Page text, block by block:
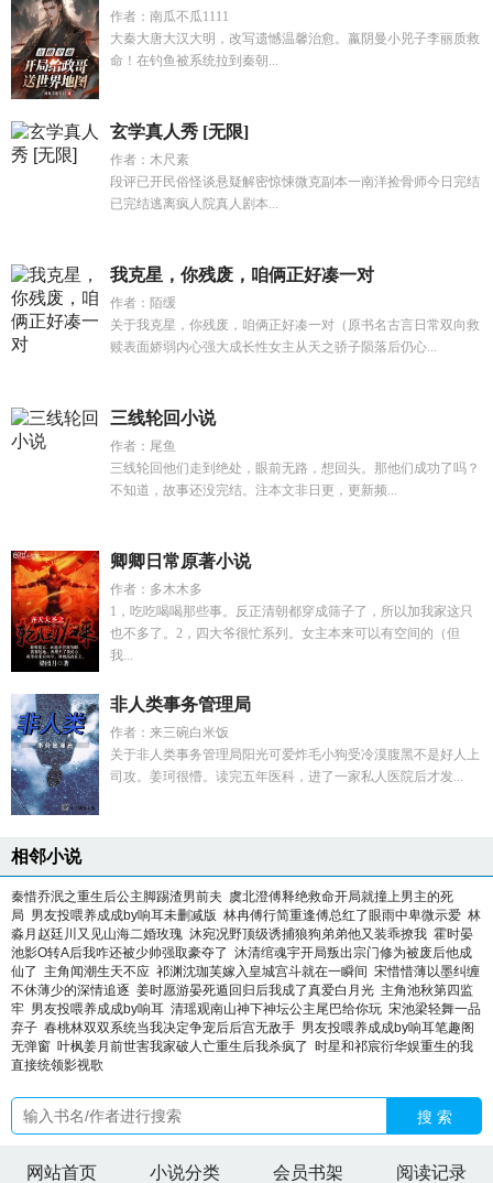
作者：南瓜不瓜1111
大秦大唐大汉大明，改写遗憾温馨治愈。嬴阴曼小兕子李丽质救
命！在钓鱼被系统拉到秦朝...
玄学真人秀 [无限]
作者：木尺素
段评已开民俗怪谈悬疑解密惊悚微克副本一南洋捡骨师今日完结
已完结逃离疯人院真人剧本...
我克星，你残废，咱俩正好凑一对
作者：陌缓
关于我克星，你残废，咱俩正好凑一对（原书名古言日常双向救
赎表面娇弱内心强大成长性女主从天之骄子陨落后仍心...
三线轮回小说
作者：尾鱼
三线轮回他们走到绝处，眼前无路，想回头。那他们成功了吗？
不知道，故事还没完结。注本文非日更，更新频...
卿卿日常原著小说
作者：多木木多
1，吃吃喝喝那些事。反正清朝都穿成筛子了，所以加我家这只
也不多了。2，四大爷很忙系列。女主本来可以有空间的（但
我...
非人类事务管理局
作者：来三碗白米饭
关于非人类事务管理局阳光可爱炸毛小狗受冷漠腹黑不是好人上
司攻。姜珂很懵。读完五年医科，进了一家私人医院后才发...
相邻小说
秦惜乔泯之重生后公主脚踢渣男前夫 虞北澄傅释绝救命开局就撞上男主的死
局 男友投喂养成成by响耳未删减版 林冉傅行简重逢傅总红了眼雨中卑微示爱 林
淼月赵廷川又见山海二婚玫瑰 沐宛况野顶级诱捕狼狗弟弟他又装乖撩我 霍时晏
池影O转A后我咋还被少帅强取豪夺了 沐清绾魂宇开局叛出宗门修为被废后他成
仙了
主角闻潮生天不应 祁渊沈珈芙嫁入皇城宫斗就在一瞬间 宋惜惜薄以墨纠缠
不休薄少的深情追逐 姜时愿游晏死遁回归后我成了真爱白月光 主角池秋第四监
牢 男友投喂养成成by响耳 清瑶观南山神下神坛公主尾巴给你玩 宋池梁轻舞一品
弃子 春桃林双双系统当我决定争宠后后宫无敌手 男友投喂养成成by响耳笔趣阁
无弹窗 叶枫姜月前世害我家破人亡重生后我杀疯了
时星和祁宸衍华娱重生的我
直接统领影视歌
搜 索
网站首页 小说分类 会员书架 阅读记录